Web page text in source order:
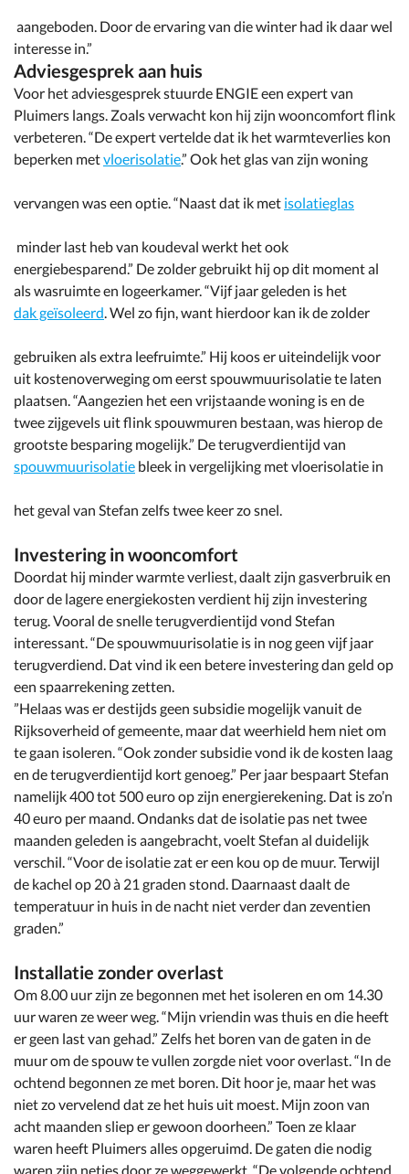
aangeboden. Door de ervaring van die winter had ik daar wel
interesse in.”
Adviesgesprek aan huis
Voor het adviesgesprek stuurde ENGIE een expert van
Pluimers langs. Zoals verwacht kon hij zijn wooncomfort flink
verbeteren. “De expert vertelde dat ik het warmteverlies kon
beperken metvloerisolatie.” Ook het glas van zijn woning
vervangen was een optie. “Naast dat ik met isolatieglas
minder last heb van koudeval werkt het ook
energiebesparend.” De zolder gebruikt hij op dit moment al
als wasruimte en logeerkamer. “Vijf jaar geleden is het
dak geïsoleerd. Wel zo fijn, want hierdoor kan ik de zolder
gebruiken als extra leefruimte.” Hij koos er uiteindelijk voor
uit kostenoverweging om eerst spouwmuurisolatie te laten
plaatsen. “Aangezien het een vrijstaande woning is en de
twee zijgevels uit flink spouwmuren bestaan, was hierop de
grootste besparing mogelijk.” De terugverdientijd van
spouwmuurisolatie bleek in vergelijking met vloerisolatie in
het geval van Stefan zelfs twee keer zo snel.
Investering in wooncomfort
Doordat hij minder warmte verliest, daalt zijn gasverbruik en
door de lagere energiekosten verdient hij zijn investering
terug. Vooral de snelle terugverdientijd vond Stefan
interessant. “De spouwmuurisolatie is in nog geen vijf jaar
terugverdiend. Dat vind ik een betere investering dan geld op
een spaarrekening zetten.
”Helaas was er destijds geen subsidie mogelijk vanuit de
Rijksoverheid of gemeente, maar dat weerhield hem niet om
te gaan isoleren. “Ook zonder subsidie vond ik de kosten laag
en de terugverdientijd kort genoeg.” Per jaar bespaart Stefan
namelijk 400 tot 500 euro op zijn energierekening. Dat is zo’n
40 euro per maand. Ondanks dat de isolatie pas net twee
maanden geleden is aangebracht, voelt Stefan al duidelijk
verschil. “Voor de isolatie zat er een kou op de muur. Terwijl
de kachel op 20 à 21 graden stond. Daarnaast daalt de
temperatuur in huis in de nacht niet verder dan zeventien
graden.”
Installatie zonder overlast
Om 8.00 uur zijn ze begonnen met het isoleren en om 14.30
uur waren ze weer weg. “Mijn vriendin was thuis en die heeft
er geen last van gehad.” Zelfs het boren van de gaten in de
muur om de spouw te vullen zorgde niet voor overlast. “In de
ochtend begonnen ze met boren. Dit hoor je, maar het was
niet zo vervelend dat ze het huis uit moest. Mijn zoon van
acht maanden sliep er gewoon doorheen.” Toen ze klaar
waren heeft Pluimers alles opgeruimd. De gaten die nodig
waren zijn netjes door ze weggewerkt. “De volgende ochtend